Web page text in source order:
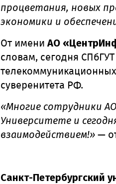
процветания, новых
экономики и
От имениАО
словам, сегодня
суверенитета РФ.
«Многие сотрудники
Университете и
взаимодействием!» —
Санкт-Петербургский